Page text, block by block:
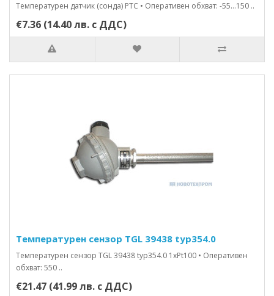
Температурен датчик (сонда) PTC • Оперативен обхват: -55…150 ..
€7.36 (14.40 лв. с ДДС)
Температурен сензор TGL 39438 typ354.0
Температурен сензор TGL 39438 typ354.0 1xPt100 • Оперативен
обхват: 550 ..
€21.47 (41.99 лв. с ДДС)